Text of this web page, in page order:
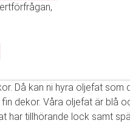
Då kan ni hyra oljefat som
dekor. Våra oljefat är blå
har tillhörande lock samt